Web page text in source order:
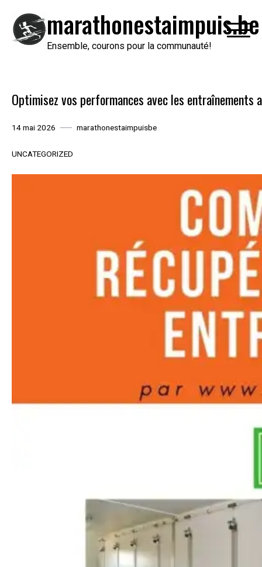
contenu
marathonestaimpuis.be
Ensemble, courons pour la communauté!
Optimisez vos performances avec les entraînements
14 mai 2026 marathonestaimpuisbe
UNCATEGORIZED